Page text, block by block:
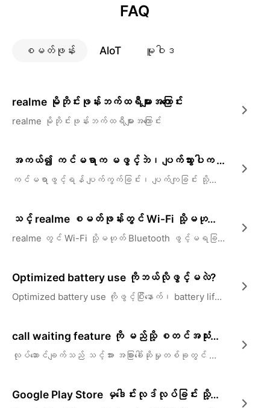
FAQ
စမတ်ဖုန်း AloT မူဝါဒ
realme မိုဘိုင်းဖုန်းဘက်ထရီများအကြောင်း
realme မိုဘိုင်းဖုန်းဘက်ထရီများအကြောင်း
အကယ်၍ ကင်မရာက မဖွင့်ဘဲ၊ ပျက်သွားပါက သို့မဟုတ် အနက်ရောင်စခရင်ကို ပြသပါက
ကင်မရာဖွင့်ရန် ပျက်ကွက်ခြင်း၊ ပျက်ကျခြင်း သို့မဟုတ် အနက်ရောင်စခရင်ကို ပြသသည့်အခါ ပြဿနာကို အမြန်ဖြေရှင်းနည်း
သင့် realme စမတ်ဖုန်းတွင် Wi-Fi သို့မဟုတ် Bluetooth ကိုဖွင့်၍မရပါက၊
realme တွင် Wi-Fi သို့မဟုတ် Bluetooth ဖွင့်မရခြင်းပြဿနာကို အမြန်ဖြေရှင်းပါ။
Optimized battery use ကိုဘယ်လိုဖွင့်မလဲ?
Optimized battery use ကိုဖွင့်ပြီးနောက်၊ battery life ကိုပိုရှည်စေရန် ပါဝါအလွန်အကျွံသုံးစွဲသည့်background applications များကို အလိုအလျောက်ချိန်ညှိပေးနိုင်ပါသည်။
call waiting feature ကို မည်သို့ စတင်အသုံးပြုနိုင်မည်နည်း။
လုပ်ဆောင်ချက်သည် သင့်အား အခြားခေါ်ဆိုမှုတစ်ခုတွင် ခေါ်ဆိုနေချိန်တွင် မည်သူမည်ဝါဖုန်းခေါ်ဝင်နေသည်ကို သိနိုင်စေမည်ဖြစ်သည်။ အရေးတကြီးဖြစ်နေပါက အမြန်မက်ဆေ့ခ်ျပို့နိုင်သည် သို့မဟုတ် ဒုတိယအဝင် call ကိုကိုင်လိုက်ပါ ။
Google Play Store မှဒေါင်းလုဒ်လုပ်ခြင်း သို့မဟုတ် အပ်ဒိတ်လုပ်၍မရပါ။